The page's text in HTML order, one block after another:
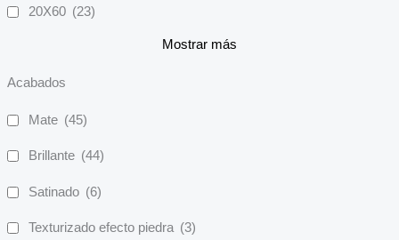
20X60 (23)
Mostrar más
Acabados
Mate (45)
Brillante (44)
Satinado (6)
Texturizado efecto piedra (3)